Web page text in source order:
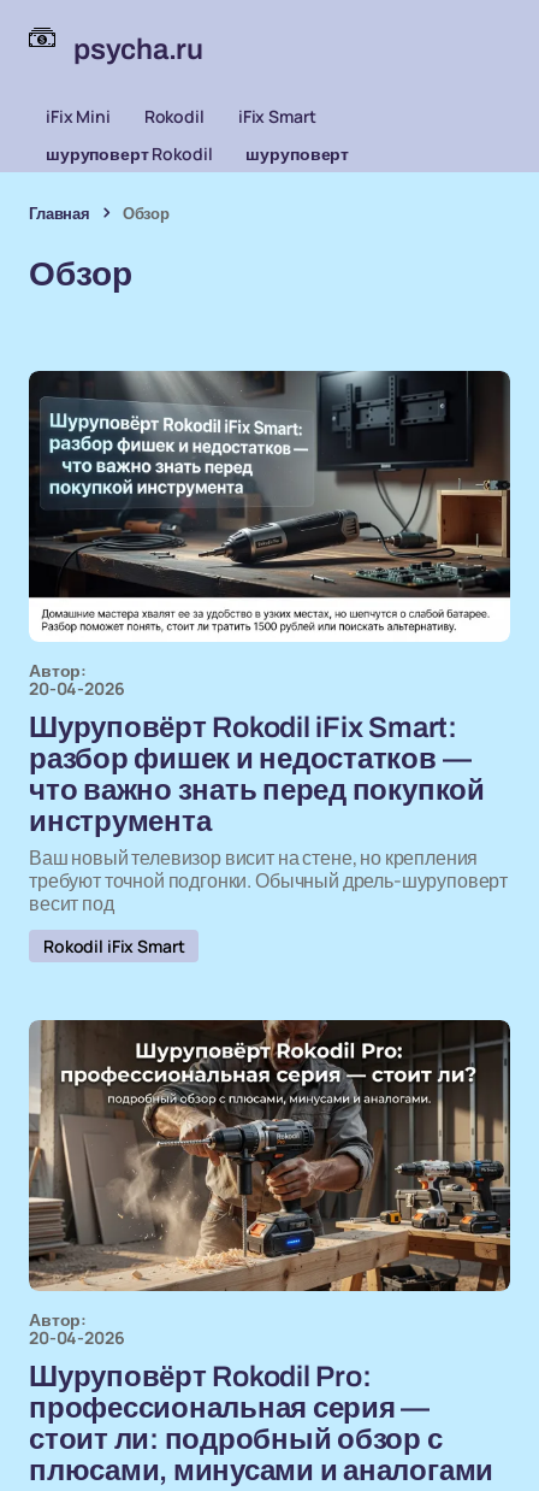
psycha.ru
iFix Mini Rokodil
iFix Smart
шуруповерт Rokodil
шуруповерт
Главная Обзор
Обзор
Автор:
20-04-2026
Шуруповёрт Rokodil iFix Smart:
разбор фишек и недостатков —
что важно знать перед покупкой
инструмента
Ваш новый телевизор висит на стене, но крепления
требуют точной подгонки. Обычный дрель-шуруповерт
весит под
Rokodil iFix Smart
Автор:
20-04-2026
Шуруповёрт Rokodil Pro:
профессиональная серия —
стоит ли: подробный обзор с
плюсами, минусами и аналогами